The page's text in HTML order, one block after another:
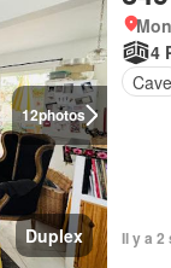
12photos
Duplex
4
Cave
Il y a 2